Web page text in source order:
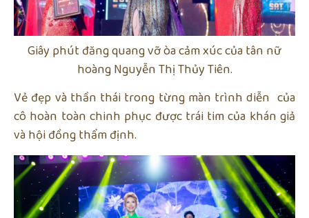
Giây phút đăng quang vỡ òa cảm xúc của tân nữ
hoàng Nguyễn Thị Thủy Tiên.
Vẻ đẹp và thần thái trong từng màn trình diễn của
cô hoàn toàn chinh phục được trái tim của khán giả
và hội đồng thẩm định.